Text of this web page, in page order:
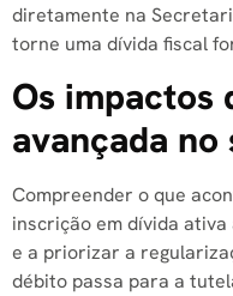
diretamente na
torne uma dívida fiscal
Os impactos
avançada no
Compreender o que
inscrição em dívida
e a priorizar a
débito passa para a